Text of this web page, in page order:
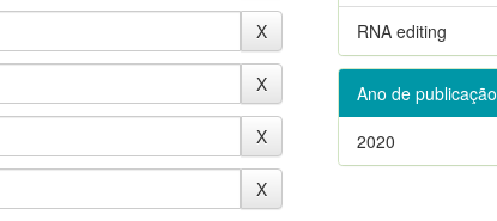
RNA editing
Ano de publicação
2020